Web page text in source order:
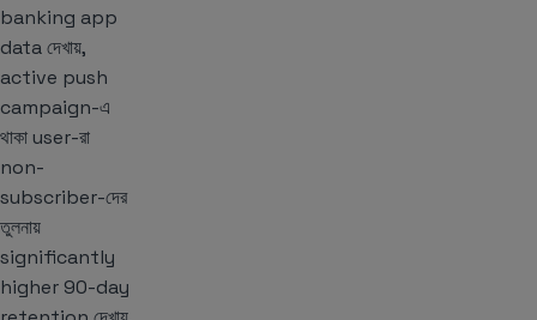
banking app
data দেখায়,
active push
campaign-এ
থাকা user-রা
non-
subscriber-দের
তুলনায়
significantly
higher 90-day